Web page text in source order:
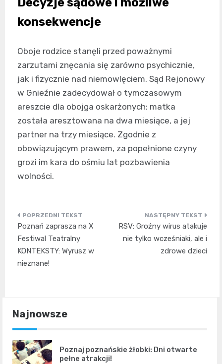
konsekwencje
Oboje rodzice stanęli przed poważnymi
zarzutami znęcania się zarówno psychicznie,
jak i fizycznie nad niemowlęciem. Sąd Rejonowy
w Gnieźnie zadecydował o tymczasowym
areszcie dla obojga oskarżonych: matka
została aresztowana na dwa miesiące, a jej
partner na trzy miesiące. Zgodnie z
obowiązującym prawem, za popełnione czyny
grozi im kara do ośmiu lat pozbawienia
wolności.
Nawigacja
wpisu
Poznań zaprasza na X
Festiwal Teatralny
KONTEKSTY: Wyrusz w
nieznane!
RSV: Groźny wirus atakuje
nie tylko wcześniaki, ale i
zdrowe dzieci
Najnowsze
Poznaj poznańskie żłobki: Dni otwarte
pełne atrakcji!